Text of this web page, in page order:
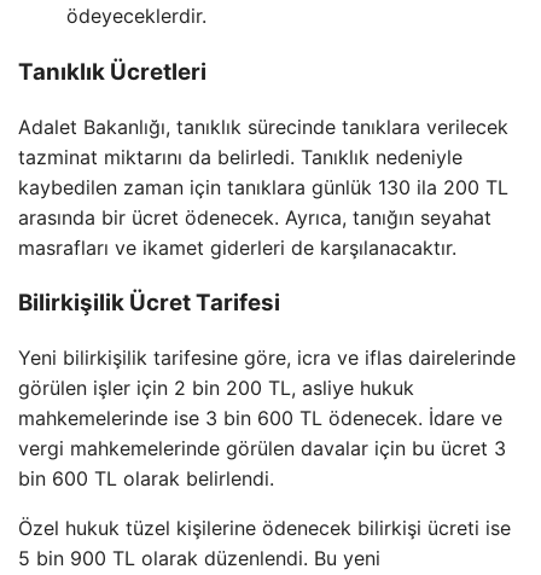
ödeyeceklerdir.
Tanıklık Ücretleri
Adalet Bakanlığı, tanıklık sürecinde tanıklara verilecek
tazminat miktarını da belirledi. Tanıklık nedeniyle
kaybedilen zaman için tanıklara günlük 130 ila 200 TL
arasında bir ücret ödenecek. Ayrıca, tanığın seyahat
masrafları ve ikamet giderleri de karşılanacaktır.
Bilirkişilik Ücret Tarifesi
Yeni bilirkişilik tarifesine göre, icra ve iflas dairelerinde
görülen işler için 2 bin 200 TL, asliye hukuk
mahkemelerinde ise 3 bin 600 TL ödenecek. İdare ve
vergi mahkemelerinde görülen davalar için bu ücret 3
bin 600 TL olarak belirlendi.
Özel hukuk tüzel kişilerine ödenecek bilirkişi ücreti ise
5 bin 900 TL olarak düzenlendi. Bu yeni